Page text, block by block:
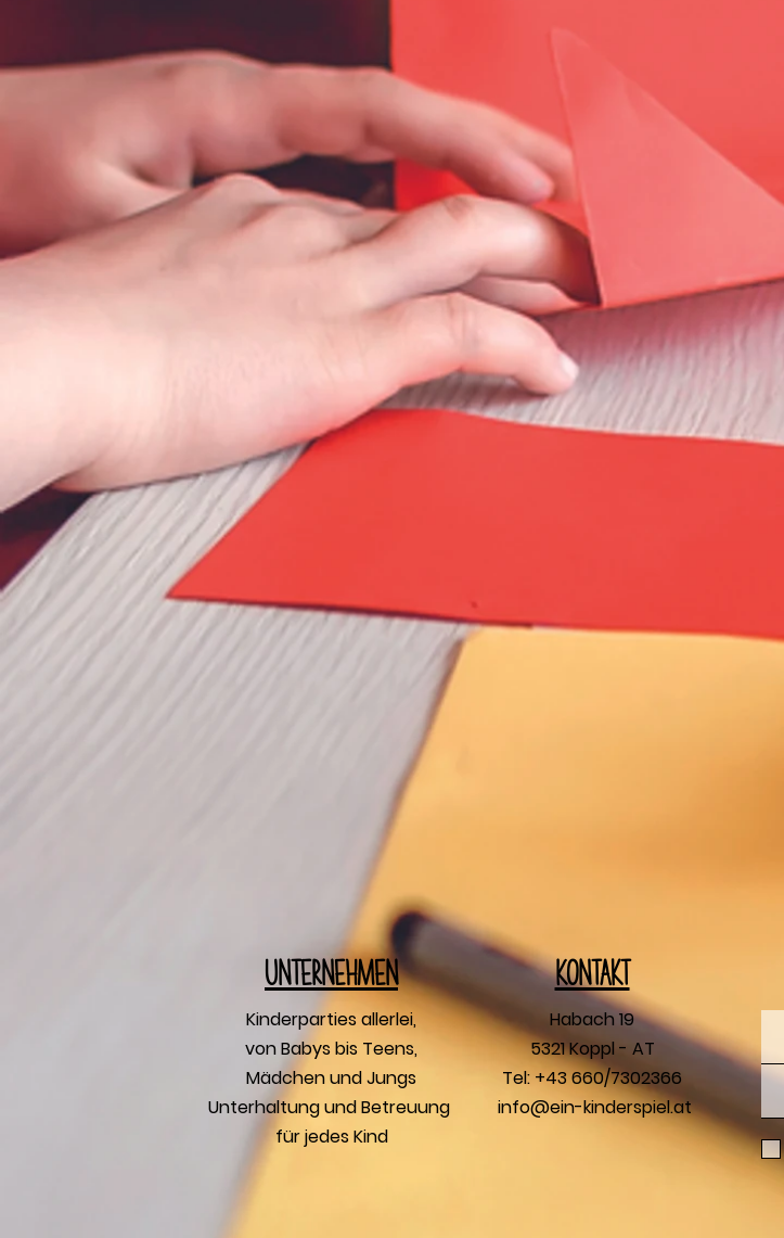
Unternehmen
Kinderparties allerlei,
von Babys bis Teens,
Mädchen und Jungs
Unterhaltung und Betreuung
für jedes Kind
Kontakt
Habach 19
5321 Koppl - AT
Tel: +43 660/7302366
info@ein-kinderspiel.at